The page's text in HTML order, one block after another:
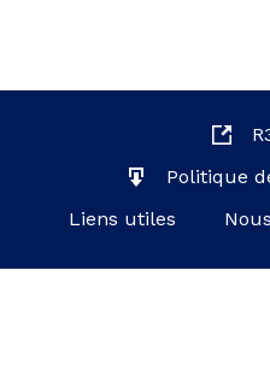
Politique
Liens utiles